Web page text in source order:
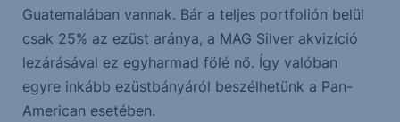
Guatemalában vannak. Bár a teljes portfolión belül
csak 25% az ezüst aránya, a MAG Silver akvizíció
lezárásával ez egyharmad fölé nő. Így valóban
egyre inkább ezüstbányáról beszélhetünk a Pan-
American esetében.